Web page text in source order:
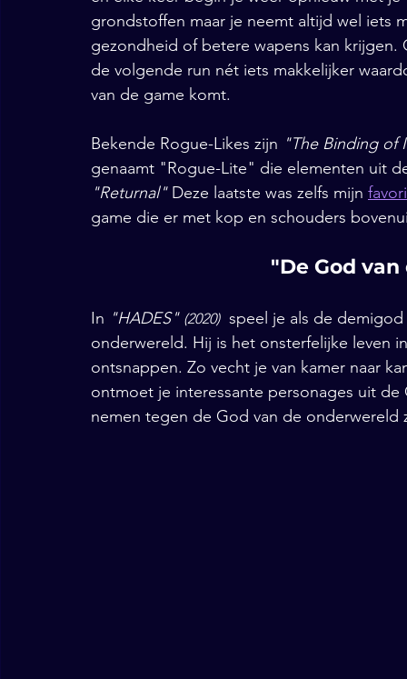
grondstoffen maar je neemt altijd wel iets
gezondheid of betere wapens kan
de volgende run nét iets makkelijker
van de game komt.
Bekende Rogue-Likes zijn "The Binding of
genaamt "Rogue-Lite" die elementen uit
"Returnal" Deze laatste was zelfs mijn
game die er met kop en schouders
"De God
In "HADES" (2020) speel je als de
onderwereld. Hij is het onsterfelijke leven
ontsnappen. Zo vecht je van kamer naar
ontmoet je interessante personages uit
nemen tegen de God van de onderwereld